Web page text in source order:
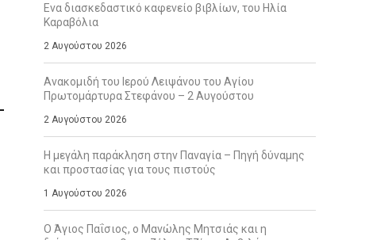
Ενα διασκεδαστικό καφενείο βιβλίων, του Ηλία
Καραβόλια
2 Αυγούστου 2026
Ανακομιδή του Ιερού Λειψάνου του Αγίου
Πρωτομάρτυρα Στεφάνου – 2 Αυγούστου
2 Αυγούστου 2026
Η μεγάλη παράκληση στην Παναγία – Πηγή δύναμης
και προστασίας για τους πιστούς
1 Αυγούστου 2026
Ο Άγιος Παΐσιος, ο Μανώλης Μητσιάς και η